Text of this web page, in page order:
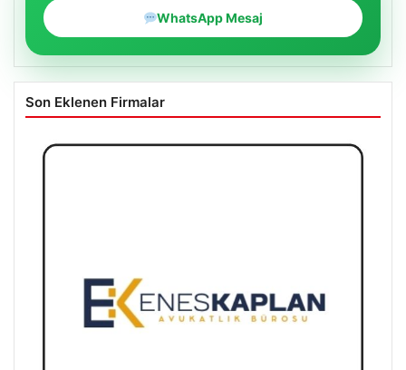
WhatsApp Mesaj
Son Eklenen Firmalar